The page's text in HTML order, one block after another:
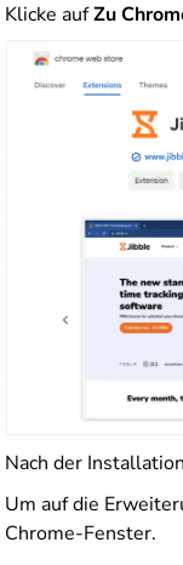
Klicke aufZu
Nach der
Um auf die
Chrome-Fenster.